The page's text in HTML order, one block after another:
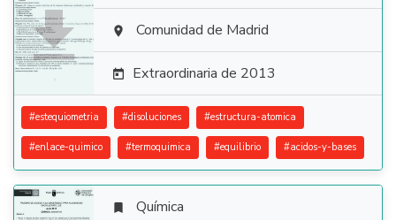
  Comunidad de Madrid
 Extraordinaria de 2013
#estequiometria #disoluciones #estructura-atomica
#enlace-quimico #termoquimica #equilibrio #acidos-y-bases
 Química